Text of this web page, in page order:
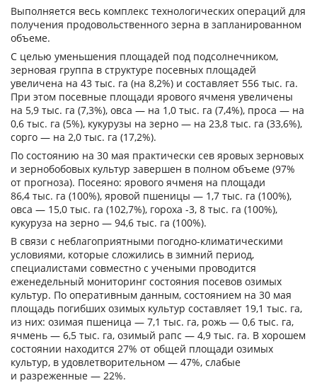
Выполняется весь комплекс технологических операций для
получения продовольственного зерна в запланированном
объеме.
С целью уменьшения площадей под подсолнечником,
зерновая группа в структуре посевных площадей
увеличена на 43 тыс. га (на 8,2%) и составляет 556 тыс. га.
При этом посевные площади ярового ячменя увеличены
на 5,9 тыс. га (7,3%), овса — на 1,0 тыс. га (7,4%), проса — на
0,6 тыс. га (5%), кукурузы на зерно — на 23,8 тыс. га (33,6%),
сорго — на 2,0 тыс. га (17,2%).
По состоянию на 30 мая практически сев яровых зерновых
и зернобобовых культур завершен в полном объеме (97%
от прогноза). Посеяно: ярового ячменя на площади
86,4 тыс. га (100%), яровой пшеницы — 1,7 тыс. га (100%),
овса — 15,0 тыс. га (102,7%), гороха -3, 8 тыс. га (100%),
кукуруза на зерно — 94,6 тыс. га (100%).
В связи с неблагоприятными погодно-климатическими
условиями, которые сложились в зимний период,
специалистами совместно с учеными проводится
еженедельный мониторинг состояния посевов озимых
культур. По оперативным данным, состоянием на 30 мая
площадь погибших озимых культур составляет 19,1 тыс. га,
из них: озимая пшеница — 7,1 тыс. га, рожь — 0,6 тыс. га,
ячмень — 6,5 тыс. га, озимый рапс — 4,9 тыс. га. В хорошем
состоянии находится 27% от общей площади озимых
культур, в удовлетворительном — 47%, слабые
и разреженные — 22%.